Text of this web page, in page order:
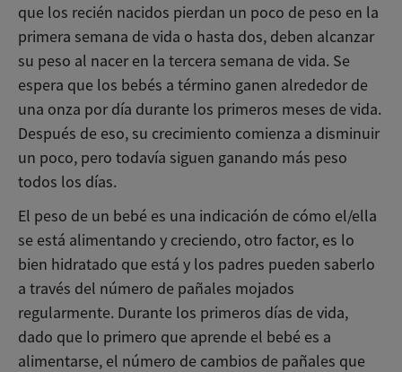
que los recién nacidos pierdan un poco de peso en la
primera semana de vida o hasta dos, deben alcanzar
su peso al nacer en la tercera semana de vida. Se
espera que los bebés a término ganen alrededor de
una onza por día durante los primeros meses de vida.
Después de eso, su crecimiento comienza a disminuir
un poco, pero todavía siguen ganando más peso
todos los días.
El peso de un bebé es una indicación de cómo el/ella
se está alimentando y creciendo, otro factor, es lo
bien hidratado que está y los padres pueden saberlo
a través del número de pañales mojados
regularmente. Durante los primeros días de vida,
dado que lo primero que aprende el bebé es a
alimentarse, el número de cambios de pañales que